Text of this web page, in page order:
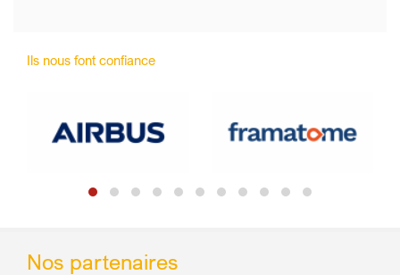
Ils nous font confiance
Nos partenaires